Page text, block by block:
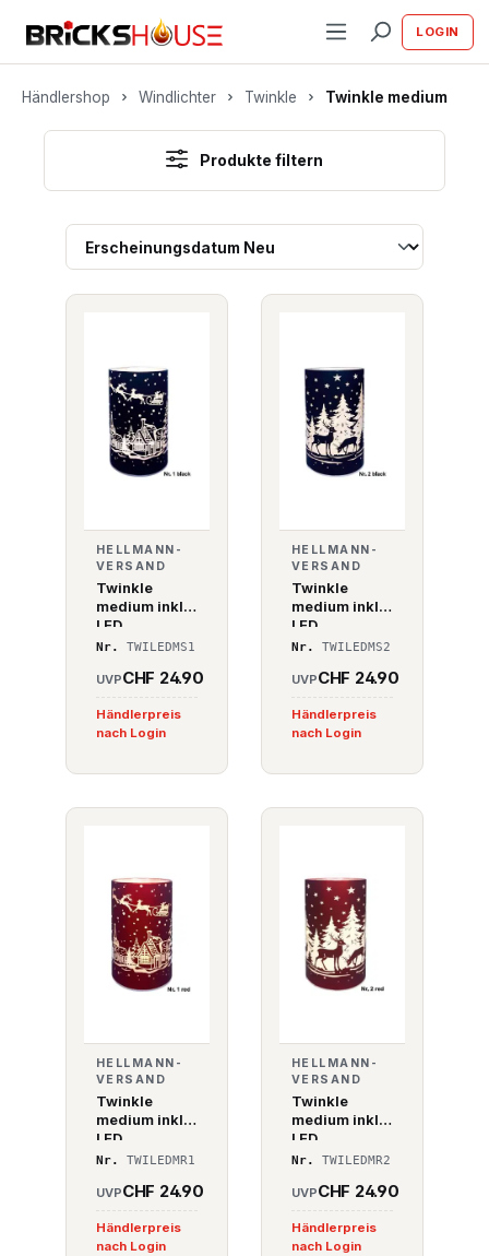
springen LOGIN
Händlershop Windlichter Twinkle Twinkle medium
Produkte filtern
HELLMANN-
VERSAND
Twinkle
medium inkl.
LED
Beleuchtung
Nr. TWILEDMS1
UVPCHF 24.90
Händlerpreis
nach Login
HELLMANN-
VERSAND
Twinkle
medium inkl.
LED
Beleuchtung
Nr. TWILEDMS2
UVPCHF 24.90
Händlerpreis
nach Login
HELLMANN-
VERSAND
Twinkle
medium inkl.
LED
Beleuchtung
Nr. TWILEDMR1
UVPCHF 24.90
Händlerpreis
nach Login
HELLMANN-
VERSAND
Twinkle
medium inkl.
LED
Beleuchtung
Nr. TWILEDMR2
UVPCHF 24.90
Händlerpreis
nach Login